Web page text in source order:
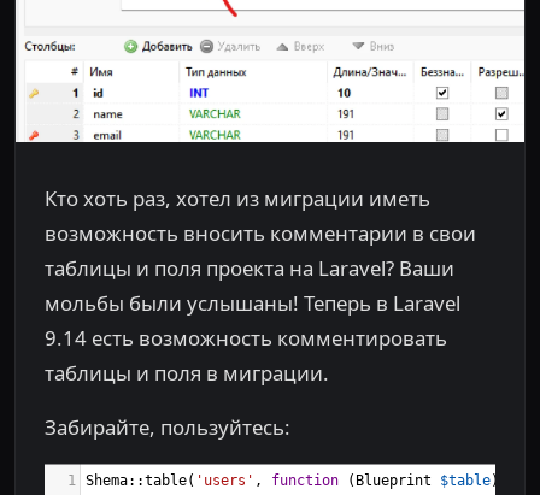
Кто хоть раз, хотел из миграции иметь
возможность вносить комментарии в свои
таблицы и поля проекта на Laravel? Ваши
мольбы были услышаны! Теперь в Laravel
9.14 есть возможность комментировать
таблицы и поля в миграции.
Забирайте, пользуйтесь:
1 Shema::table( 'users' , function ( Blueprint $table) {